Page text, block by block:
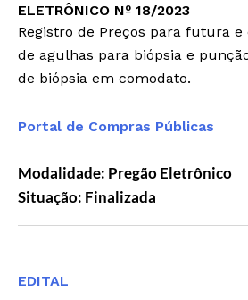
ELETRÔNICO Nº 18/2023
Registro de Preços para futura
de agulhas para biópsia e
de biópsia em comodato.
Portal de Compras Públicas
Modalidade: Pregão Eletrônico
Situação: Finalizada
EDITAL